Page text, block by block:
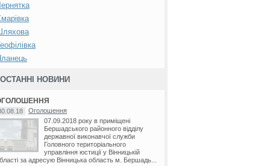
ОСТАННІ НОВИНИ
Оголошення
07.09.2018 року в приміщені
Бершадського районного відділу
державної виконавчої служби
Головного територіального
управління юстиції у Вінницькій
за адресую Вінницька область м. Бершадь...